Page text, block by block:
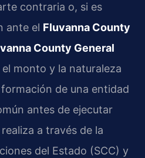
contraria o, si es
ante el Fluvanna County
County General
el monto y la naturaleza
de una entidad
antes de ejecutar
a través de la
del Estado (SCC) y